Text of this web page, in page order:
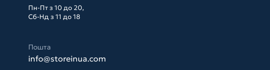
Пн-Пт з 10 до 20,
Сб-Нд з 11 до 18
Пошта
info@storeinua.com